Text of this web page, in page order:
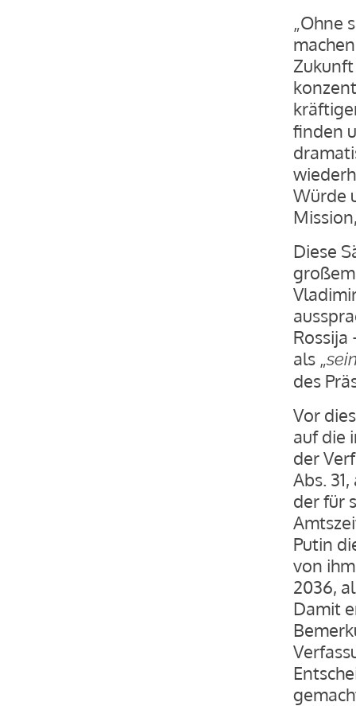
finden
Würde
Diese
Rossija
als „
des
Vor
auf die
der
Abs.
der für
Putin
von
2036,
Damit